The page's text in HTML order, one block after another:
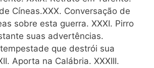
Cíneas.XXX. Conversação de
sobre esta guerra. XXXI. Pirro
suas advertências.
que destrói sua
Aporta na Calábria. XXXIII.